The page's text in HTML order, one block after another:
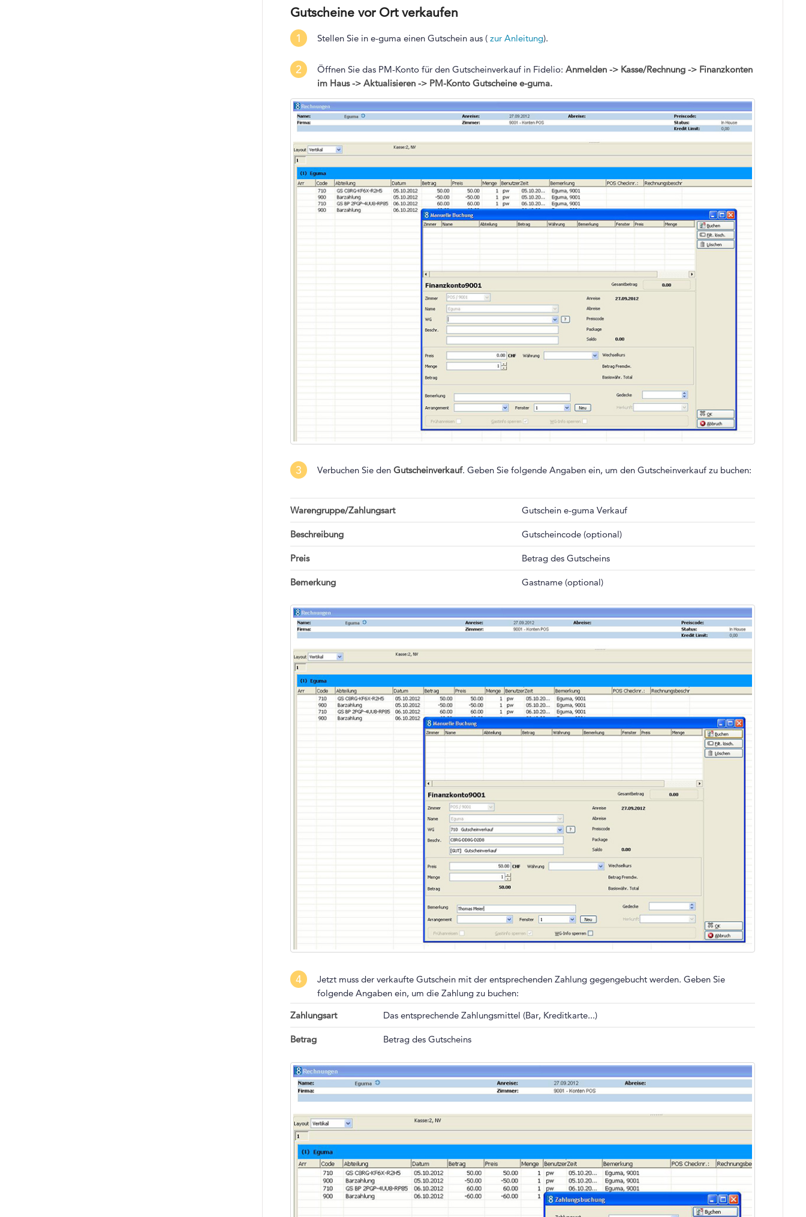
Gutscheine vor Ort verkaufen
1 Stellen Sie in e-guma einen Gutschein aus ( zur Anleitung).
2 Öffnen Sie das PM-Konto für den Gutscheinverkauf in Fidelio: Anmelden -> Kasse/Rechnung -> Finanzkonten
im Haus -> Aktualisieren -> PM-Konto Gutscheine e-guma.
3 Verbuchen Sie den Gutscheinverkauf. Geben Sie folgende Angaben ein, um den Gutscheinverkauf zu buchen:
Warengruppe/Zahlungsart Gutschein e-guma Verkauf
Beschreibung Gutscheincode (optional)
Preis Betrag des Gutscheins
Bemerkung Gastname (optional)
4
Jetzt muss der verkaufte Gutschein mit der entsprechenden Zahlung gegengebucht werden. Geben Sie
folgende Angaben ein, um die Zahlung zu buchen:
Zahlungsart
Das entsprechende Zahlungsmittel (Bar, Kreditkarte...)
Betrag Betrag des Gutscheins